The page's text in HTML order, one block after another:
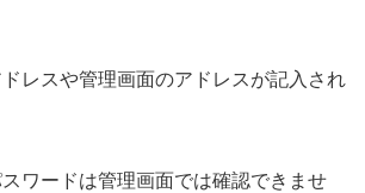
レスや管理画面のアドレスが記入され
ワードは管理画面では確認できませ